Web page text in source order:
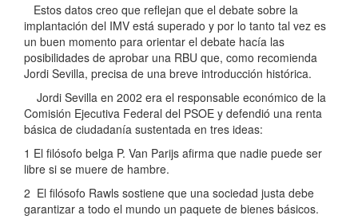
Estos datos creo que reflejan que el debate sobre la
implantación del IMV está superado y por lo tanto tal vez es
un buen momento para orientar el debate hacía las
posibilidades de aprobar una RBU que, como recomienda
Jordi Sevilla, precisa de una breve introducción histórica.
Jordi Sevilla en 2002 era el responsable económico de la
Comisión Ejecutiva Federal del PSOE y defendió una renta
básica de ciudadanía sustentada en tres ideas:
1 El filósofo belga P. Van Parijs afirma que nadie puede ser
libre si se muere de hambre.
2 El filósofo Rawls sostiene que una sociedad justa debe
garantizar a todo el mundo un paquete de bienes básicos.